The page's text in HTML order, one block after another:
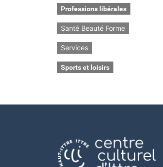
Professions libérales
Santé Beauté Forme
Services
Sports et loisirs